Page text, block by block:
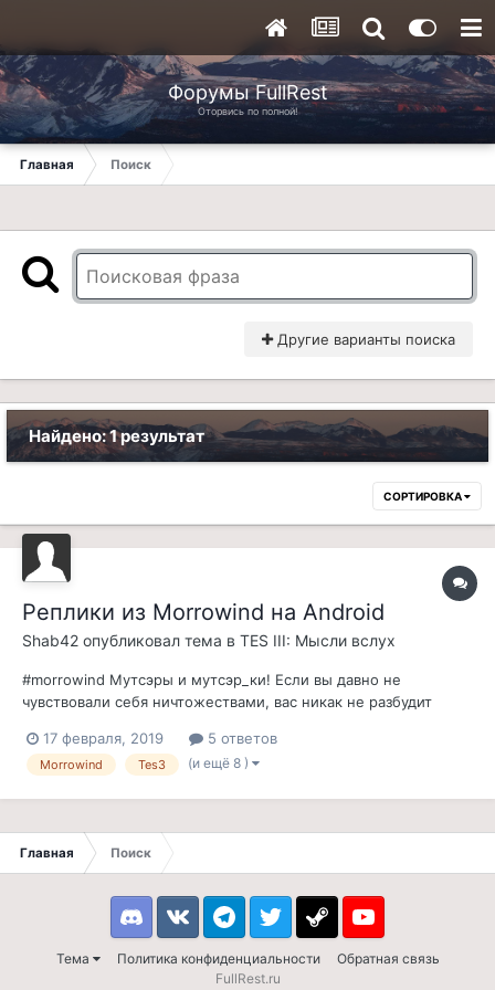
Форумы FullRest
Оторвись по полной!
Главная Поиск
Другие варианты поиска
Найдено: 1 результат
СОРТИРОВКА
Реплики из Morrowind на Android
Shab42 опубликовал тема в TES III: Мысли вслух
#morrowind Мутсэры и мутсэр_ки! Если вы давно не
чувствовали себя ничтожествами, вас никак не разбудит
совет" - предлагаю карманный матюкальник морровинда.
Без смс и регистрации, делался для личного пользования в
17 февраля, 2019 5 ответов
Morrowind Tes3 (и ещё 8 )
Главная Поиск
Тема Политика конфиденциальности Обратная связь
DiscordVK TelegramTwitter Steam Youtube
FullRest.ru